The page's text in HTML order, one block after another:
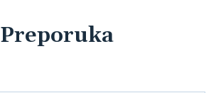
Preporuka